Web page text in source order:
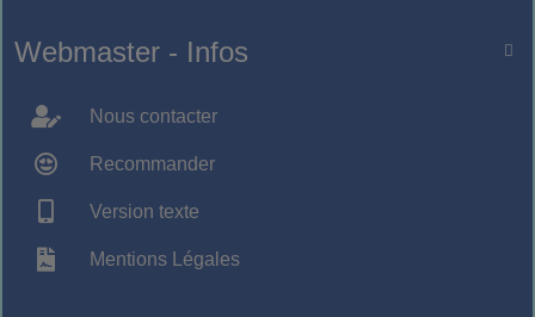

Webmaster - Infos
Nous contacter
Recommander
Version texte
Mentions Légales